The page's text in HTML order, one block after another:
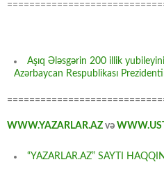
Aşıq Ələsgərin 200 illik
Azərbaycan Respublikası
WWW.YAZARLAR.AZ və
“YAZARLAR.AZ” SAYTI